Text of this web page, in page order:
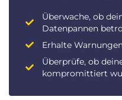
Überwache, ob
Datenpannen
Erhalte
Überprüfe, ob
kompromittiert